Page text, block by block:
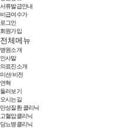
서류발급안내
비급여수가
로그인
회원가입
전체메뉴
병원소개
인사말
의료진소개
미션/비전
연혁
둘러보기
오시는길
만성질환 클리닉
고혈압클리닉
당뇨병클리닉